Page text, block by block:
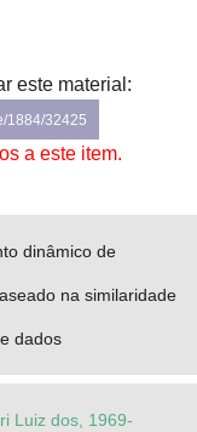
este material:
1884/32425
a este item.
dinâmico de
na similaridade
dados
Luiz dos, 1969-